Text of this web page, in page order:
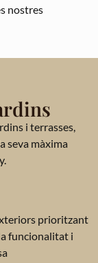
nostres
i terrasses,
seva màxima
prioritzant
funcionalitat i